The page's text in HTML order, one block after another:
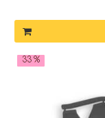
33 %